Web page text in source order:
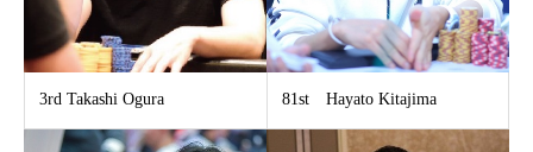
3rd​ Takashi Ogura 81st Hayato Kitajima